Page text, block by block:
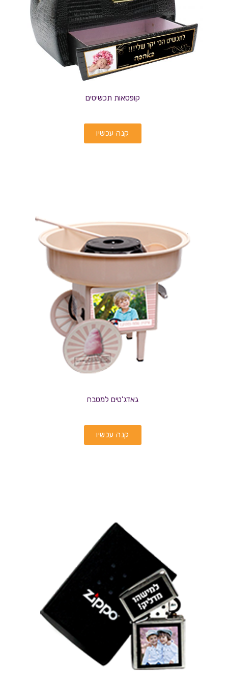
קופסאות תכשיטים
קנה עכשיו
גאדג'טים למטבח
קנה עכשיו